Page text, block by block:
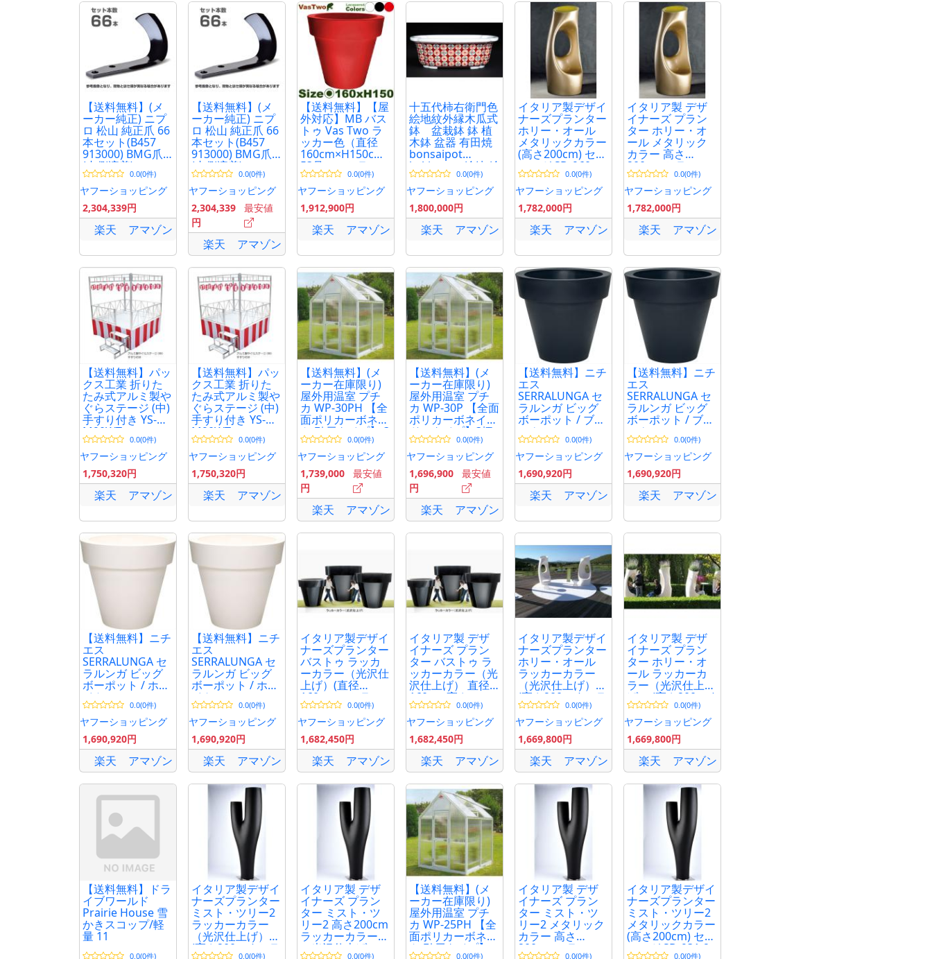
【送料無料】(メ
ーカー純正) ニプ
ロ 松山 純正爪 66
本セット(B457
913000) BMG爪
(内側溶着)
BM601G トラク
ター爪 耕うん爪
耕運爪 耕耘爪 ロ
ータリー爪 替え
爪 替刃 交換
0.0(0件)
ヤフーショッピング
2,304,339円
楽天 アマゾン
【送料無料】(メ
ーカー純正) ニプ
ロ 松山 純正爪 66
本セット(B457
913000) BMG爪
(内側溶着)
BM601G トラク
ター爪 耕うん爪
耕運爪 耕耘爪 ロ
ータリー爪 替え
爪 替刃 交換
0.0(0件)
ヤフーショッピング
2,304,339
円
最安値
楽天 アマゾン
【送料無料】【屋
外対応】MB バス
トゥ Vas Two ラ
ッカー色（直径
160cm×H150cm/
53号）（セラルン
ガ Serralunga）
（PE樹脂）
0.0(0件)
ヤフーショッピング
1,912,900円
楽天 アマゾン
十五代柿右衛門色
絵地紋外縁木瓜式
鉢 盆栽鉢 鉢 植
木鉢 盆器 有田焼
bonsaipot
kakiemon 絵鉢 絵
付 5号 16cm 小品
盆栽 ミニ盆栽に
最適！
0.0(0件)
ヤフーショッピング
1,800,000円
楽天 アマゾン
イタリア製デザイ
ナーズプランター
ホリー・オール
メタリックカラー
(高さ200cm) セラ
ルンガ SD-960
Serralunga Holly
All オブジェ チェ
ア
0.0(0件)
ヤフーショッピング
1,782,000円
楽天 アマゾン
イタリア製 デザ
イナーズ プラン
ター ホリー・オ
ール メタリック
カラー 高さ
200cm セラルン
ガ オブジェ チェ
ア SD-960
Serralunga Holly
All
0.0(0件)
ヤフーショッピング
1,782,000円
楽天 アマゾン
【送料無料】パッ
クス工業 折りた
たみ式アルミ製や
ぐらステージ (中)
手すり付き YS-
M90WT
0.0(0件)
ヤフーショッピング
1,750,320円
楽天 アマゾン
【送料無料】パッ
クス工業 折りた
たみ式アルミ製や
ぐらステージ (中)
手すり付き YS-
M90WT
0.0(0件)
ヤフーショッピング
1,750,320円
楽天 アマゾン
【送料無料】(メ
ーカー在庫限り)
屋外用温室 プチ
カ WP-30PH 【全
面ポリカーボネイ
ト 引戸タイプ】 3
坪 組立式 ピカ コ
ーポレイション
0.0(0件)
ヤフーショッピング
1,739,000
円
最安値
楽天 アマゾン
【送料無料】(メ
ーカー在庫限り)
屋外用温室 プチ
カ WP-30P 【全面
ポリカーボネイト
ドアタイプ】3坪
組立式 (北海道、
沖縄 離島 送料見
積) ピカ コーポレ
イション
0.0(0件)
ヤフーショッピング
1,696,900
円
最安値
楽天 アマゾン
【送料無料】ニチ
エス
SERRALUNGA セ
ラルンガ ビッグ
ボーポット / ブラ
ック
0.0(0件)
ヤフーショッピング
1,690,920円
楽天 アマゾン
【送料無料】ニチ
エス
SERRALUNGA セ
ラルンガ ビッグ
ボーポット / ブラ
ック
0.0(0件)
ヤフーショッピング
1,690,920円
楽天 アマゾン
【送料無料】ニチ
エス
SERRALUNGA セ
ラルンガ ビッグ
ボーポット / ホワ
イト
0.0(0件)
ヤフーショッピング
1,690,920円
楽天 アマゾン
【送料無料】ニチ
エス
SERRALUNGA セ
ラルンガ ビッグ
ボーポット / ホワ
イト
0.0(0件)
ヤフーショッピング
1,690,920円
楽天 アマゾン
イタリア製デザイ
ナーズプランター
バストゥ ラッカ
ーカラー（光沢仕
上げ）(直径
160cm） セラル
ンガ SD-900-160
Serralunga
Designers Vas
Two ITALY
0.0(0件)
ヤフーショッピング
1,682,450円
楽天 アマゾン
イタリア製 デザ
イナーズ プラン
ター バストゥ ラ
ッカーカラー（光
沢仕上げ） 直径
160cm 高さ
150cm セラルン
ガ 高級 大型 SD-
900-160 植木鉢
Vas Two 鉢カバー
0.0(0件)
ヤフーショッピング
1,682,450円
楽天 アマゾン
イタリア製デザイ
ナーズプランター
ホリー・オール
ラッカーカラー
（光沢仕上げ）
(高さ200cm) セラ
ルンガ SD-960
Serralunga Holly
All オブジェ チェ
ア
0.0(0件)
ヤフーショッピング
1,669,800円
楽天 アマゾン
イタリア製 デザ
イナーズ プラン
ター ホリー・オ
ール ラッカーカ
ラー（光沢仕上
げ） (高さ200cm)
セラルンガ SD-
960 Serralunga
Holly All オブジェ
チェア
0.0(0件)
ヤフーショッピング
1,669,800円
楽天 アマゾン
【送料無料】ドラ
イブワールド
Prairie House 雪
かきスコップ/軽
量 11
0.0(0件)
イタリア製デザイ
ナーズプランター
ミスト・ツリー2
ラッカーカラー
（光沢仕上げ）
(高さ200cm) セラ
0.0(0件)
イタリア製 デザ
イナーズ プラン
ター ミスト・ツ
リー2 高さ200cm
ラッカーカラー
（光沢仕上げ）
0.0(0件)
【送料無料】(メ
ーカー在庫限り)
屋外用温室 プチ
カ WP-25PH 【全
面ポリカーボネイ
ト 引戸タイプ】
0.0(0件)
イタリア製 デザ
イナーズ プラン
ター ミスト・ツ
リー2 メタリック
カラー 高さ
200cm セラルン
0.0(0件)
イタリア製デザイ
ナーズプランター
ミスト・ツリー2
メタリックカラー
(高さ200cm) セラ
ルンガ SD-931-2
0.0(0件)